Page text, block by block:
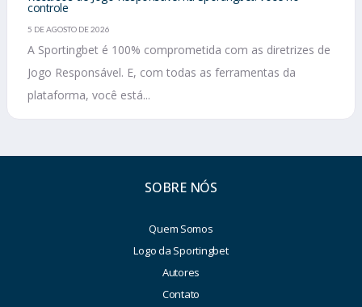
controle
5 DE AGOSTO DE 2026
A Sportingbet é 100% comprometida com as diretrizes de
Jogo Responsável. E, com todas as ferramentas da
plataforma, você está...
SOBRE NÓS
Quem Somos
Logo da Sportingbet
Autores
Contato